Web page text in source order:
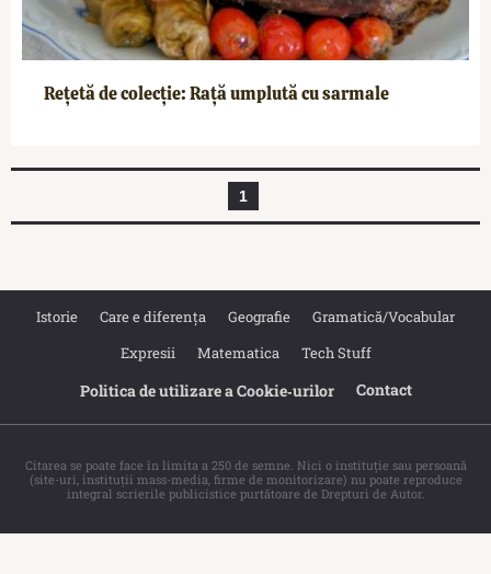
Rețetă de colecție: Rață umplută cu sarmale
1
Istorie Care e diferența Geografie
Gramatică/Vocabular
Expresii
Matematica Tech Stuff
Politica de utilizare a Cookie‐urilor Contact
Citarea se poate face în limita a 250 de semne. Nici o instituţie sau persoană
(site-uri, instituţii mass-media, firme de monitorizare) nu poate reproduce
integral scrierile publicistice purtătoare de Drepturi de Autor.